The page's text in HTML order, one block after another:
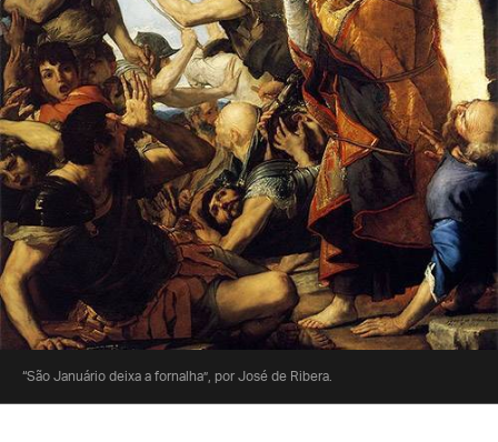
“São Januário deixa a fornalha”, por José de Ribera.